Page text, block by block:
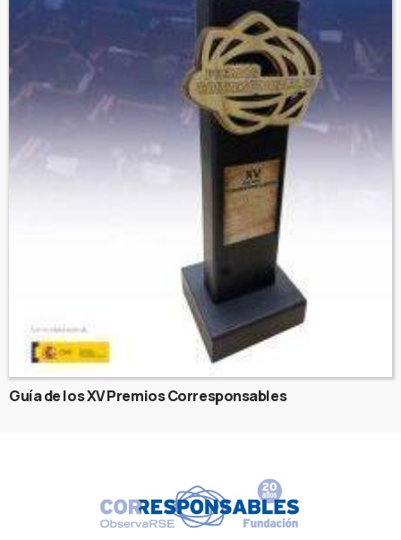
Guía de los XV Premios Corresponsables